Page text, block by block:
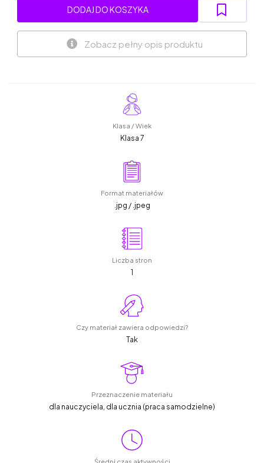
DODAJ DO KOSZYKA
Zobacz pełny opis produktu
Klasa / Wiek
Klasa 7
Format materiałów
.jpg / .jpeg
Liczba stron
1
Czy materiał zawiera odpowiedzi?
Tak
Przeznaczenie materiału
dla nauczyciela, dla ucznia (praca samodzielne)